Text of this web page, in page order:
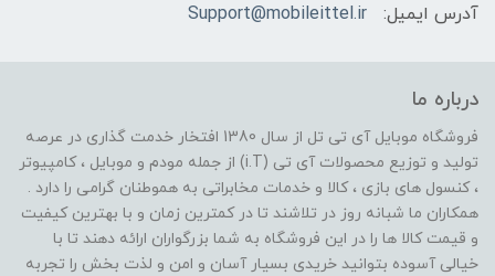
آدرس ایمیل:
Support@mobileittel.ir
درباره ما
فروشگاه موبایل آی تی تل از سال 1380 افتخار خدمت گذاری در عرصه
تولید و توزیع محصولات آی تی (i.T) از جمله مودم و موبایل ، کامپیوتر
، کنسول های بازی ، کالا و خدمات مخابراتی به هموطنان گرامی را دارد .
همکاران ما شبانه روز در تلاشند تا در کمترین زمان و با بهترین کیفیت
و قیمت کالا ها را در این فروشگاه به شما بزرگواران ارائه دهند تا با
خیالی آسوده بتوانید خریدی بسیار آسان و امن و لذت بخش را تجربه